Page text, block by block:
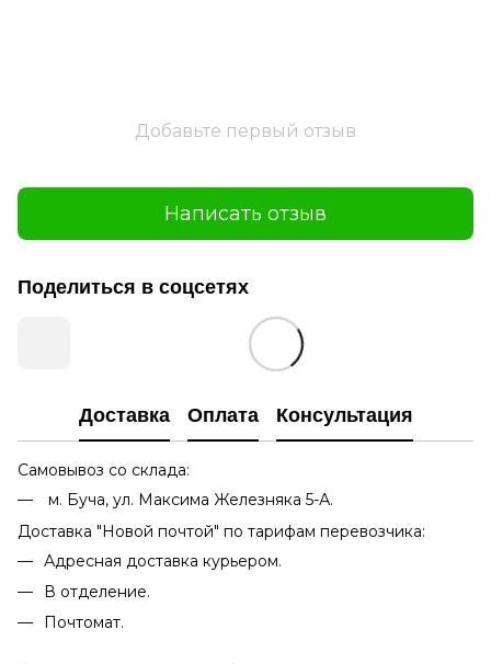
Добавьте первый отзыв
Написать отзыв
Поделиться в соцсетях
Доставка Оплата Консультация
Самовывоз со склада:
м. Буча, ул. Максима Железняка 5-А.
Доставка "Новой почтой" по тарифам перевозчика:
Адресная доставка курьером.
В отделение.
Почтомат.